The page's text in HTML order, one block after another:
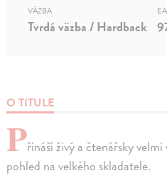
O TITULE
Přináší živý a čtenářsky
pohled na velkého skladatele.
VÄZBA
Tvrdá väzba / Hardback